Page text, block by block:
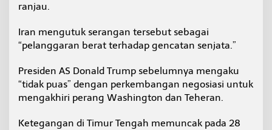
ranjau.
Iran mengutuk serangan tersebut sebagai
“pelanggaran berat terhadap gencatan senjata.”
Presiden AS Donald Trump sebelumnya mengaku
“tidak puas” dengan perkembangan negosiasi untuk
mengakhiri perang Washington dan Teheran.
Ketegangan di Timur Tengah memuncak pada 28